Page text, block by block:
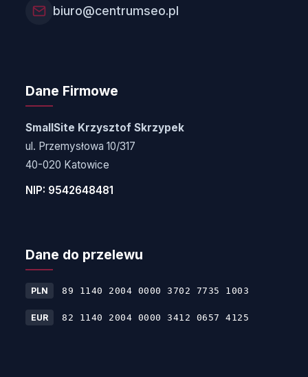
biuro@centrumseo.pl
Dane Firmowe
SmallSite Krzysztof Skrzypek
ul. Przemysłowa 10/317
40-020 Katowice
NIP: 9542648481
Dane do przelewu
PLN 89 1140 2004 0000 3702 7735 1003
EUR 82 1140 2004 0000 3412 0657 4125